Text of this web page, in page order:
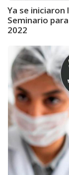
Ya se
Seminario
2022